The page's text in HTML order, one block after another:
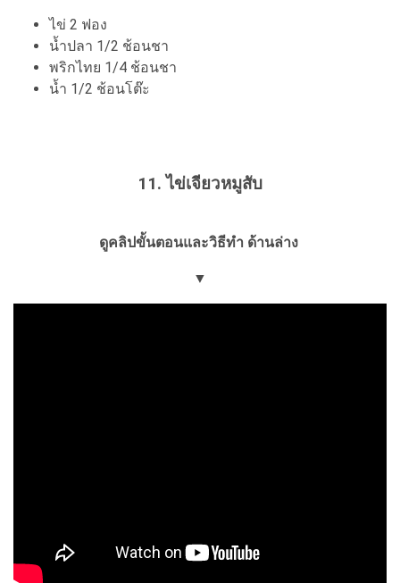
ไข่ 2 ฟอง
น้ำปลา 1/2 ช้อนชา
พริกไทย 1/4 ช้อนชา
น้ำ 1/2 ช้อนโต๊ะ
11. ไข่เจียวหมูสับ
ดูคลิปขั้นตอนและวิธีทำ ด้านล่าง
▼